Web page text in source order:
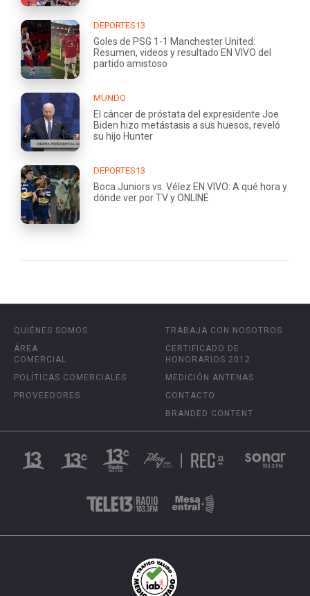
DEPORTES13
Goles de PSG 1-1 Manchester United:
Resumen, videos y resultado EN VIVO del
partido amistoso
MUNDO
El cáncer de próstata del expresidente Joe
Biden hizo metástasis a sus huesos, reveló
su hijo Hunter
DEPORTES13
Boca Juniors vs. Vélez EN VIVO: A qué hora y
dónde ver por TV y ONLINE
QUIÉNES SOMOS
ÁREA
COMERCIAL
POLÍTICAS COMERCIALES
PROVEEDORES
TRABAJA CON NOSOTROS
CERTIFICADO DE
HONORARIOS 2012
MEDICIÓN ANTENAS
CONTACTO
BRANDED CONTENT